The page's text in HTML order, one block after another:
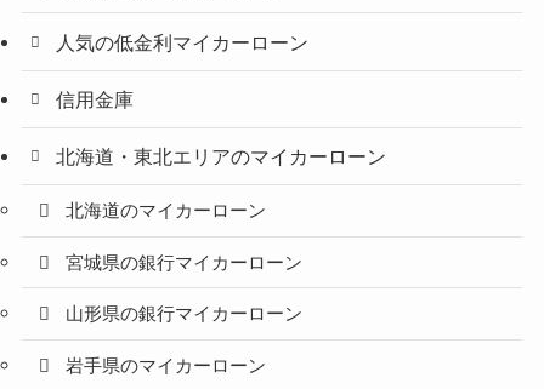
人気の低金利マイカーローン
信用金庫
北海道・東北エリアのマイカーローン
北海道のマイカーローン
宮城県の銀行マイカーローン
山形県の銀行マイカーローン
岩手県のマイカーローン